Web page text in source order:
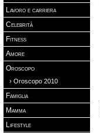
Lavoro e carriera
Celebrità
Fitness
Amore
Oroscopo
› Oroscopo 2010
Famiglia
Mamma
Lifestyle